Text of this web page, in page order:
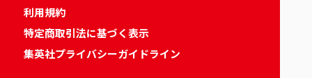
利用規約
特定商取引法に基づく表示
集英社プライバシーガイドライン